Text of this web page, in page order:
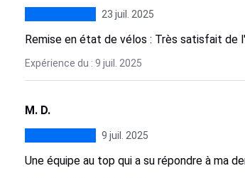
23 juil. 2025
Remise en état de vélos : Très satisfait de
Expérience du : 9 juil. 2025
M. D.
9 juil. 2025
Une équipe au top qui a su répondre à ma